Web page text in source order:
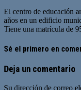
El centro de educación
años en un edificio
Tiene una matrícula de
Sé el primero en
Deja un comentario
Su dirección de correo